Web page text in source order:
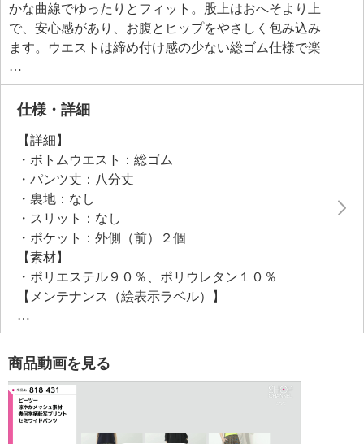
かな曲線でゆったりとフィット。股上はおへそより上
で、安心感があり、お腹とヒップをやさしく包み込み
ます。ウエストは締め付け感の少ない総ゴム仕様で楽
なのに、ゴムじわ、ダボつきのないスッキリとしたお
腹周りを演出します。
仕様・詳細
【詳細】
・ボトムウエスト：総ゴム
・パンツ丈：八分丈
・裏地：なし
・スリット：なし
・ポケット：外側（前）２個
【素材】
・ポリエステル９０％、ポリウレタン１０％
【メンテナンス（絵表示ラベル）】
・洗濯機：可
・漂白処理：塩素系・酸素系漂白不可
・タンブル乾燥：不可
・自然乾燥：日陰の吊り干し
・アイロン仕上げ：可（低温）
・ドライクリーニング：石油系ドライクリーニング可
【メンテナンス（ケアラベル）】
商品動画を見る